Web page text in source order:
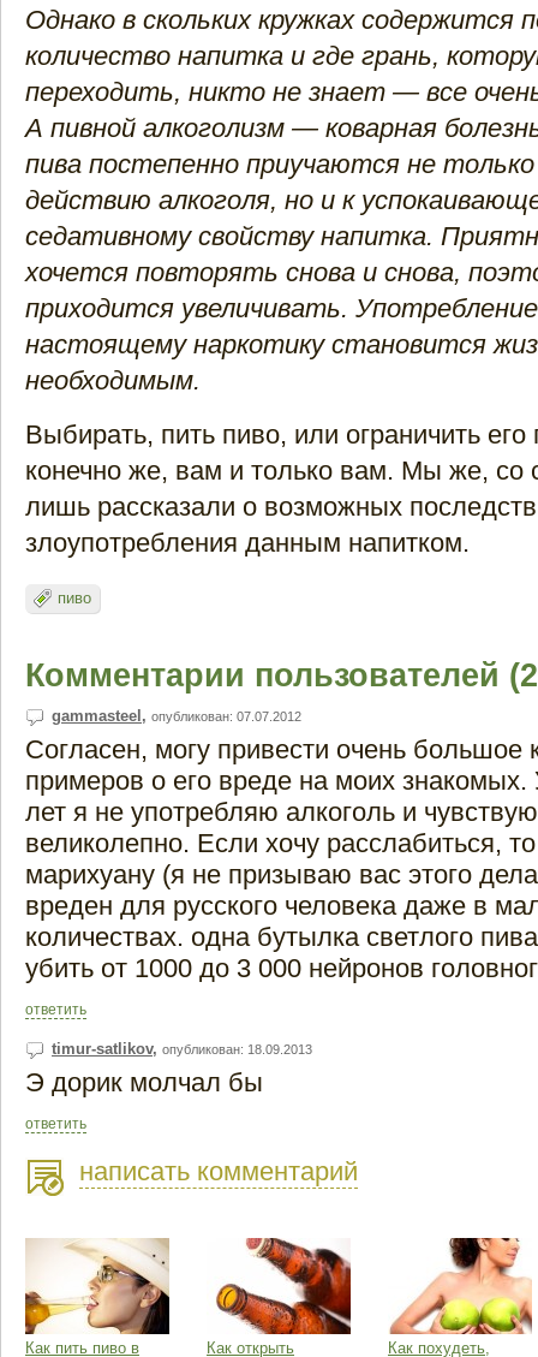
Однако в скольких кружках содержится
количество напитка и где грань,
переходить, никто не знает — все
А пивной алкоголизм — коварная
пива постепенно приучаются не
действию алкоголя, но и к
седативному свойству напитка.
хочется повторять снова и снова,
приходится увеличивать.
настоящему наркотику становится
необходимым.
Выбирать, пить пиво, или ограничить его
конечно же, вам и только вам. Мы же, со
лишь рассказали о возможных
злоупотребления данным напитком.
пиво
Комментарии пользователей
gammasteel , опубликован: 07.07.2012
Согласен, могу привести очень большое
примеров о его вреде на моих знакомых.
лет я не употребляю алкоголь и
великолепно. Если хочу расслабиться,
марихуану (я не призываю вас этого
вреден для русского человека даже в
количествах. одна бутылка светлого
убить от 1000 до 3 000 нейронов
ответить
timur-satlikov, опубликован: 18.09.2013
Э дорик молчал бы
ответить
написать комментарий
Как пить пиво в Как открыть Как похудеть,